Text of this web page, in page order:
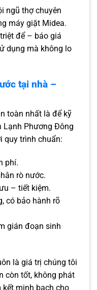
ngũ thợ chuyên
máy giặt Midea.
để – báo giá
dụng mà không lo
tại nhà –
toàn nhất là để kỹ
Lạnh Phương Đông
quy trình chuẩn:
phí.
rò nước.
– tiết kiệm.
có bảo hành rõ
gián đoạn sinh
là giá trị chúng tôi
còn tốt, không phát
kết minh bạch cho